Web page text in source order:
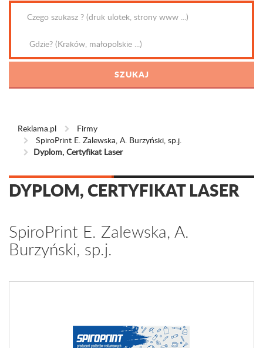
Reklama.pl
Firmy
SpiroPrint E. Zalewska, A. Burzyński, sp.j.
Dyplom, Certyfikat Laser
DYPLOM, CERTYFIKAT LASER
SpiroPrint E. Zalewska, A.
Burzyński, sp.j.